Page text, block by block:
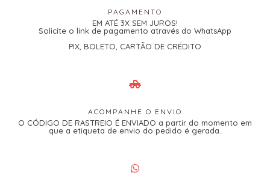
PAGAMENTO
EM ATÉ 3X SEM JUROS!
Solicite o link de pagamento através do WhatsApp
PIX, BOLETO, CARTÃO DE CRÉDITO
ACOMPANHE O ENVIO
O CÓDIGO DE RASTREIO É ENVIADO a partir do momento em
que a etiqueta de envio do pedido é gerada.